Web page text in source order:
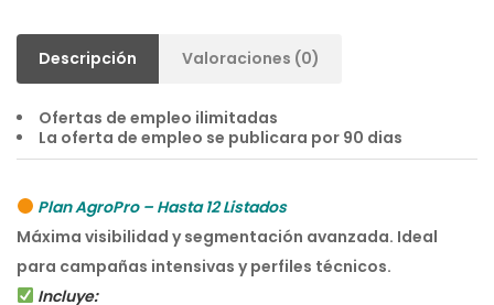
Descripción Valoraciones (0)
Ofertas de empleo ilimitadas
La oferta de empleo se publicara por 90 dias
Plan AgroPro – Hasta 12 Listados
Máxima visibilidad y segmentación avanzada. Ideal
para campañas intensivas y perfiles técnicos.
Incluye: